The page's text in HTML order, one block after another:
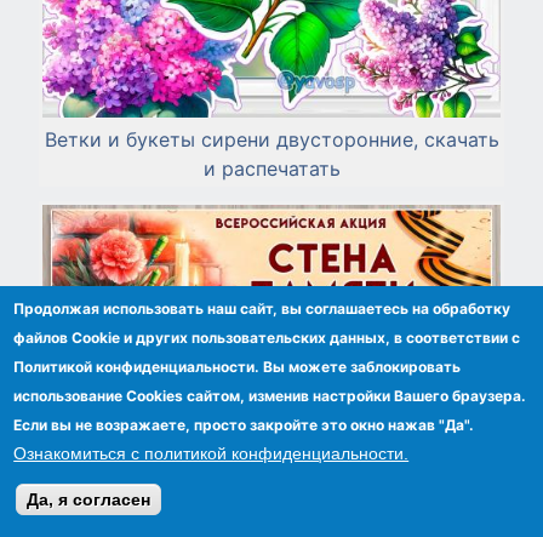
Ветки и букеты сирени двусторонние, скачать
и распечатать
Продолжая использовать наш сайт, вы соглашаетесь на обработку
файлов Сookie и других пользовательских данных, в соответствии с
Политикой конфиденциальности. Вы можете заблокировать
использование Cookies сайтом, изменив настройки Вашего браузера.
Если вы не возражаете, просто закройте это окно нажав "Да".
Ознакомиться с политикой конфиденциальности.
Да, я согласен